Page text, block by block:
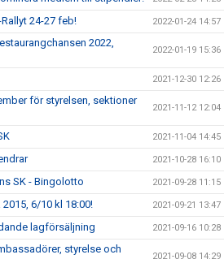
24-27 feb! 2022-01-24 14:57
2022,
2022-01-19 15:36
2021-12-30 12:26
för styrelsen, sektioner
2021-11-12 12:04
2021-11-04 14:45
2021-10-28 16:10
SK - Bingolotto 2021-09-28 11:15
6/10 kl 18:00! 2021-09-21 13:47
lagförsäljning 2021-09-16 10:28
styrelse och
2021-09-08 14:29